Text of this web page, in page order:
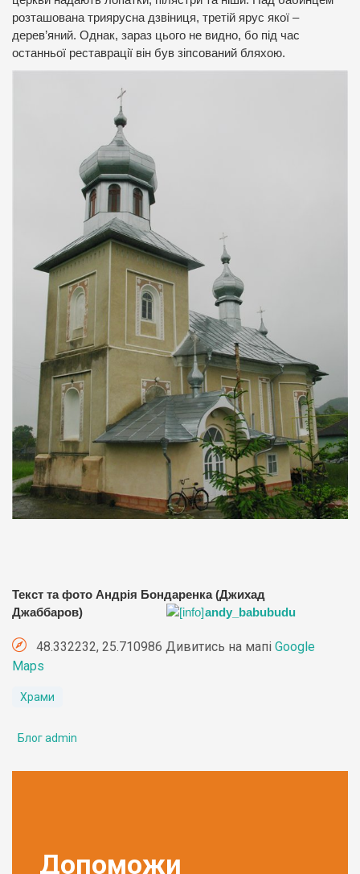
розташована триярусна дзвіниця, третій ярус якої –
дерев’яний. Однак, зараз цього не видно, бо під час
останньої реставрації він був зіпсований бляхою.
Текст та фото Андрія Бондаренка (Джихад
Джаббаров)
andy_babubudu
48.332232, 25.710986 Дивитись на мапі Google
Maps
Храми
Блог admin
Допоможи